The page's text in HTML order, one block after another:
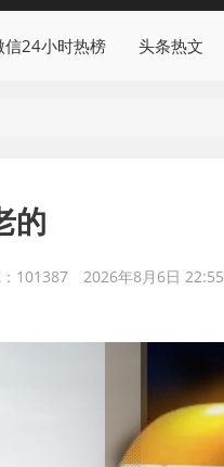
信24小时热榜 头条热文
的
101387 2026年8月6日 22:55